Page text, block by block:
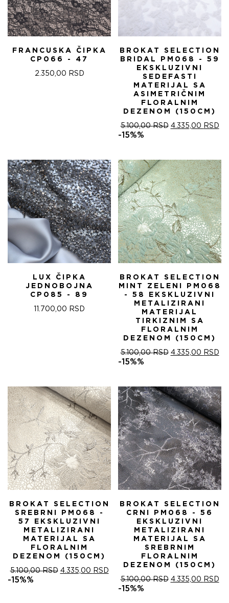
FRANCUSKA ČIPKA
CP066 - 47
2.350,00 RSD
BROKAT SELECTION
BRIDAL PM068 - 59
EKSKLUZIVNI
SEDEFASTI
MATERIJAL SA
ASIMETRIČNIM
FLORALNIM
DEZENOM (150CM)
5.100,00RSD ОРИГИНАЛНА
5.100,00 RSD.
4.335,00 RSD
-15%%
LUX ČIPKA
JEDNOBOJNA
CP085 - 89
11.700,00 RSD
BROKAT SELECTION
MINT ZELENI PM068
- 58 EKSKLUZIVNI
METALIZIRANI
MATERIJAL
TIRKIZNIM SA
FLORALNIM
DEZENOM (150CM)
5.100,00RSD ОРИГИНАЛНА
5.100,00 RSD.
4.335,00 RSD
-15%%
BROKAT SELECTION
SREBRNI PM068 -
57 EKSKLUZIVNI
METALIZIRANI
MATERIJAL SA
FLORALNIM
DEZENOM (150CM)
5.100,00RSD ОРИГИНАЛНА
4.335,00 RSDТРЕНУТНА
ЦЕНА
-15%%
BROKAT SELECTION
CRNI PM068 - 56
EKSKLUZIVNI
METALIZIRANI
MATERIJAL SA
SREBRNIM
FLORALNIM
DEZENOM (150CM)
5.100,00RSD ОРИГИНАЛНА
4.335,00 RSD
-15%%